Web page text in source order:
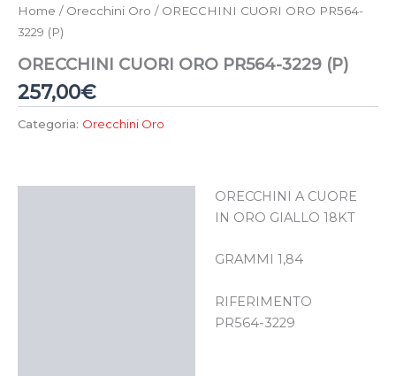
Home / Orecchini Oro / ORECCHINI CUORI ORO PR564-
3229 (P)
ORECCHINI CUORI ORO PR564-3229 (P)
257,00€
Categoria: Orecchini Oro
ORECCHINI A CUORE
IN ORO GIALLO 18KT
GRAMMI 1,84
RIFERIMENTO
PR564-3229